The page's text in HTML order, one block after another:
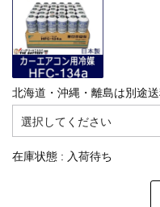
北海道・沖縄・離島は別途送
在庫状態 : 入荷待ち